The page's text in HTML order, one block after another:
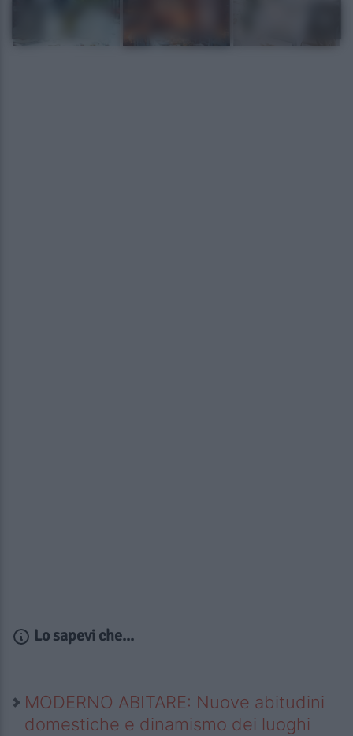
Lo sapevi che...
MODERNO ABITARE: Nuove abitudini
domestiche e dinamismo dei luoghi